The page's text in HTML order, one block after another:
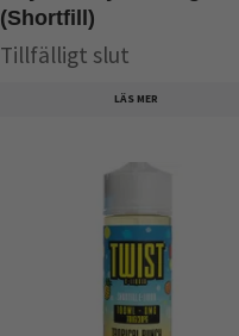
(Shortfill)
Tillfälligt slut
LÄS MER